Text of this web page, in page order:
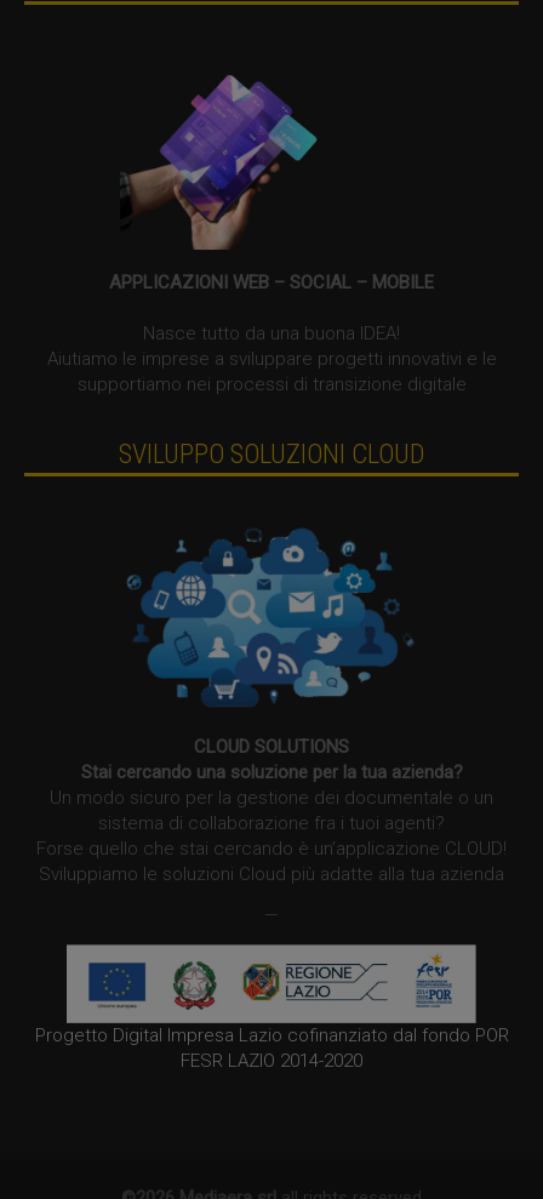
APPLICAZIONI WEB – SOCIAL – MOBILE
Nasce tutto da una buona IDEA!
Aiutiamo le imprese a sviluppare progetti innovativi e le
supportiamo nei processi di transizione digitale
SVILUPPO SOLUZIONI CLOUD
CLOUD SOLUTIONS
Stai cercando una soluzione per la tua azienda?
Un modo sicuro per la gestione dei documentale o un
sistema di collaborazione fra i tuoi agenti?
Forse quello che stai cercando è un’applicazione CLOUD!
Sviluppiamo le soluzioni Cloud più adatte alla tua azienda
—
Progetto Digital Impresa Lazio cofinanziato dal fondo POR
FESR LAZIO 2014-2020